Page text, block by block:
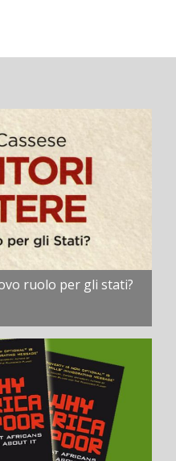
ruolo per gli stati?